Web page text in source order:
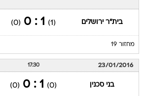
בית"ר ירושלים (1)
1 : 0
(0)
מחזור 19
23/01/2016
17:30
בני סכנין (0)
1 : 0
(0)